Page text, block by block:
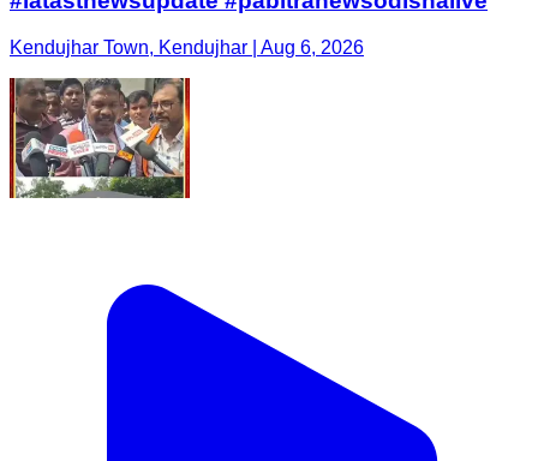
Kendujhar Town, Kendujhar | Aug 6, 2026